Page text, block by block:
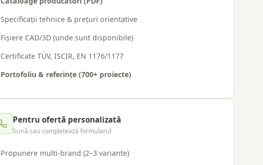
Specificații tehnice & prețuri orientative
Fișiere CAD/3D (unde sunt disponibile)
Certificate TÜV, ISCIR, EN 1176/1177
Portofoliu & referințe (700+ proiecte)
Pentru ofertă personalizată
Sună sau completează formularul
Propunere multi-brand (2–3 variante)